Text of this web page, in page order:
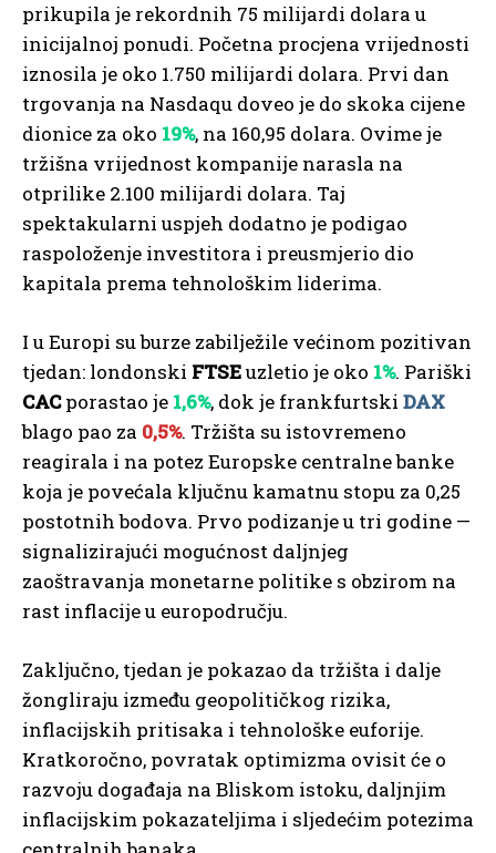
prikupila je rekordnih 75 milijardi dolara u
inicijalnoj ponudi. Početna procjena vrijednosti
iznosila je oko 1.750 milijardi dolara. Prvi dan
trgovanja na Nasdaqu doveo je do skoka cijene
dionice za oko 19%, na 160,95 dolara. Ovime je
tržišna vrijednost kompanije narasla na
otprilike 2.100 milijardi dolara. Taj
spektakularni uspjeh dodatno je podigao
raspoloženje investitora i preusmjerio dio
kapitala prema tehnološkim liderima.
I u Europi su burze zabilježile većinom pozitivan
tjedan: londonski FTSEuzletio je oko 1%. Pariški
CACporastao je 1,6%, dok je frankfurtski DAX
blago pao za 0,5%. Tržišta su istovremeno
reagirala i na potez Europske centralne banke
koja je povećala ključnu kamatnu stopu za 0,25
postotnih bodova. Prvo podizanje u tri godine —
signalizirajući mogućnost daljnjeg
zaoštravanja monetarne politike s obzirom na
rast inflacije u europodručju.
Zaključno, tjedan je pokazao da tržišta i dalje
žongliraju između geopolitičkog rizika,
inflacijskih pritisaka i tehnološke euforije.
Kratkoročno, povratak optimizma ovisit će o
razvoju događaja na Bliskom istoku, daljnjim
inflacijskim pokazateljima i sljedećim potezima